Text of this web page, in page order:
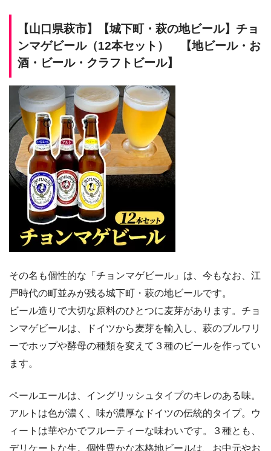
【山口県萩市】【城下町・萩の地ビール】チョ
ンマゲビール（12本セット） 【地ビール・お
酒・ビール・クラフトビール】
その名も個性的な「チョンマゲビール」は、今もなお、江
戸時代の町並みが残る城下町・萩の地ビールです。
ビール造りで大切な原料のひとつに麦芽があります。チョ
ンマゲビールは、ドイツから麦芽を輸入し、萩のブルワリ
ーでホップや酵母の種類を変えて３種のビールを作ってい
ます。
ペールエールは、イングリッシュタイプのキレのある味。
アルトは色が濃く、味が濃厚なドイツの伝統的タイプ。ウ
ィートは華やかでフルーティーな味わいです。３種とも、
デリケートな生。個性豊かな本格地ビールは、お中元やお